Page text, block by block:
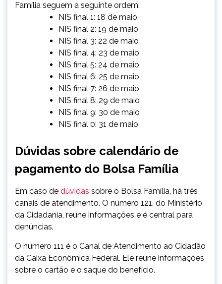
Família seguem a seguinte ordem:
NIS final 1: 18 de maio
NIS final 2: 19 de maio
NIS final 3: 22 de maio
NIS final 4: 23 de maio
NIS final 5: 24 de maio
NIS final 6: 25 de maio
NIS final 7: 26 de maio
NIS final 8: 29 de maio
NIS final 9: 30 de maio
NIS final 0: 31 de maio
Dúvidas sobre calendário de
pagamento do Bolsa Família
Em caso de dúvidas sobre o Bolsa Família, há três
canais de atendimento. O número 121, do Ministério
da Cidadania, reúne informações e é central para
denúncias.
O número 111 é o Canal de Atendimento ao Cidadão
da Caixa Econômica Federal. Ele reúne informações
sobre o cartão e o saque do benefício.